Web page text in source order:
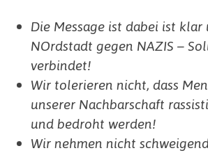
Die Message ist dabei ist
NOrdstadt gegen NAZIS –
verbindet!
Wir tolerieren nicht, dass
unserer Nachbarschaft
und bedroht werden!
Wir nehmen nicht